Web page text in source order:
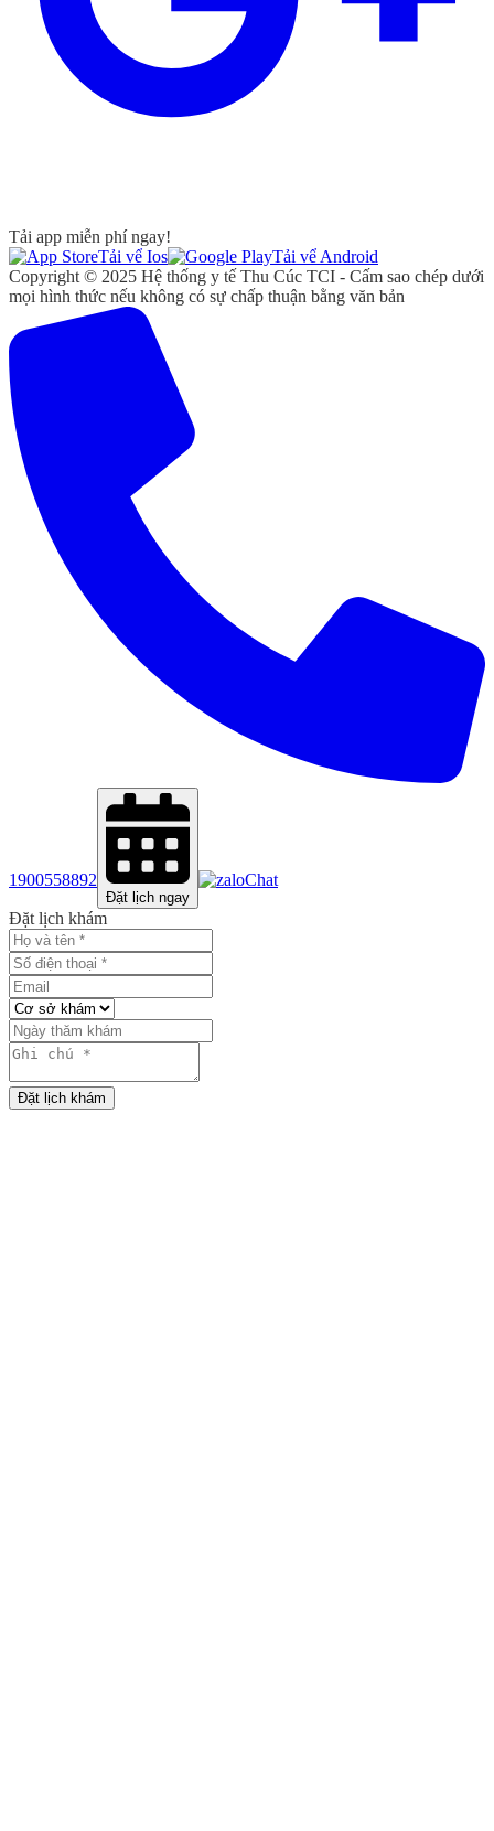
Tải app miễn phí ngay!
Tải vể Ios
Tải vể Android
Copyright © 2025 Hệ thống y tế Thu Cúc TCI - Cấm sao chép dưới
mọi hình thức nếu không có sự chấp thuận bằng văn bản
1900558892
Đặt lịch ngay
Chat
Đặt lịch khám
Đặt lịch khám